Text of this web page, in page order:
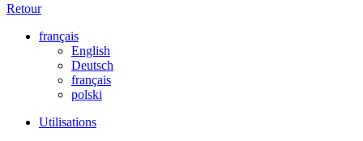
Retour
français
English
Deutsch
français
polski
Utilisations